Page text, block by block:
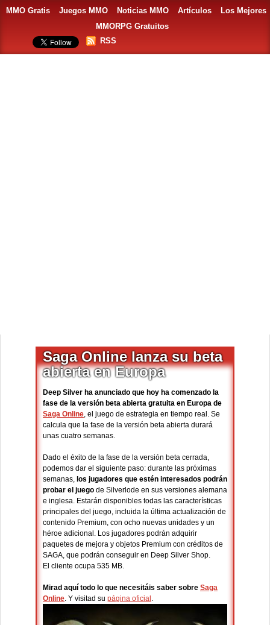
MMO Gratis Juegos MMO Noticias MMO Artículos
Los Mejores
MMORPG Gratuitos
RSS
Saga Online lanza su beta
abierta en Europa
Deep Silver ha anunciado que hoy ha comenzado la
fase de la versión beta abierta gratuita en Europa de
Saga Online, el juego de estrategia en tiempo real. Se
calcula que la fase de la versión beta abierta durará
unas cuatro semanas.
Dado el éxito de la fase de la versión beta cerrada,
podemos dar el siguiente paso: durante las próximas
semanas, los jugadores que estén interesados podrán
probar el juego de Silverlode en sus versiones alemana
e inglesa. Estarán disponibles todas las características
principales del juego, incluida la última actualización de
contenido Premium, con ocho nuevas unidades y un
héroe adicional. Los jugadores podrán adquirir
paquetes de mejora y objetos Premium con créditos de
SAGA, que podrán conseguir en Deep Silver Shop.
El cliente ocupa 535 MB.
Mirad aquí todo lo que necesitáis saber sobre Saga
Online. Y visitad su página oficial .